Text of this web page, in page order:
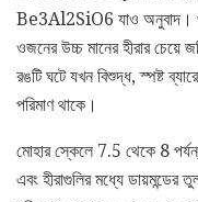
Be3Al2SiO6 যাও অনুবাদ।
ওজনের উচ্চ মানের হীরার চেয়ে
রঙটি ঘটে যখন বিশুদ্ধ, স্পষ্ট
পরিমাণ থাকে।
মোহার স্কেলে 7.5 থেকে 8
এবং হীরাগুলির মধ্যে